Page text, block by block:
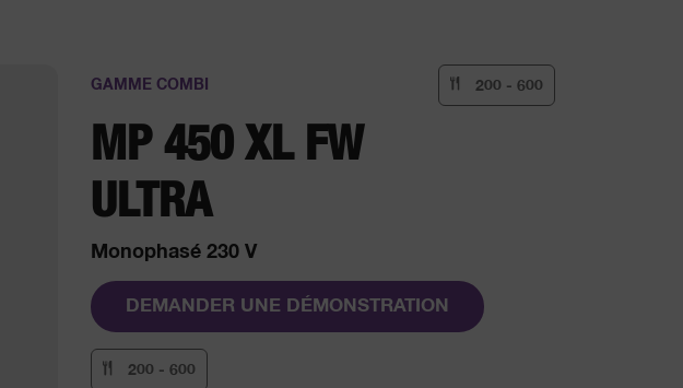
GAMME COMBI 200 - 600
MP 450 XL FW
ULTRA
Monophasé 230 V
DEMANDER UNE DÉMONSTRATION
200 - 600